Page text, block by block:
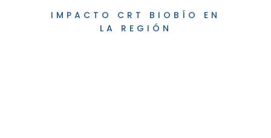
IMPACTO CRT BIOBÍO EN
LA REGIÓN